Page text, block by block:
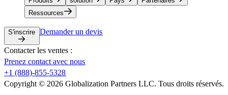
Ressources​​
S'inscrire​​ Demander un devis​​
Contacter les ventes :​​
Prenez contact avec nous​​
+1 (888)-855-5328​​
Copyright © 2026 Globalization Partners LLC. Tous droits réservés.​​